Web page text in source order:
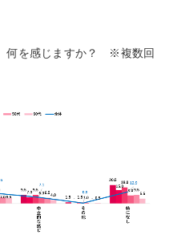
何を感じますか？ ※複数回